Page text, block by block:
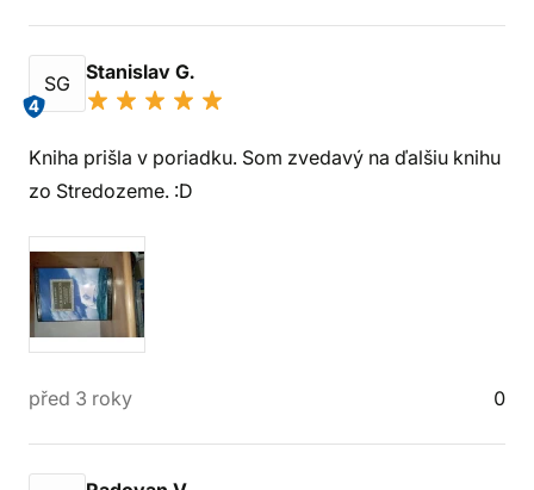
SG
4
Stanislav G.
Kniha prišla v poriadku. Som zvedavý na ďalšiu knihu
zo Stredozeme. :D
před 3 roky 0